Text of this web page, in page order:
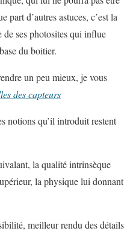
part d’autres astuces, c’est la
ses photosites qui influe
du boitier.
un peu mieux, je vous
des capteurs
notions qu’il introduit restent
la qualité intrinsèque
la physique lui donnant
meilleur rendu des détails